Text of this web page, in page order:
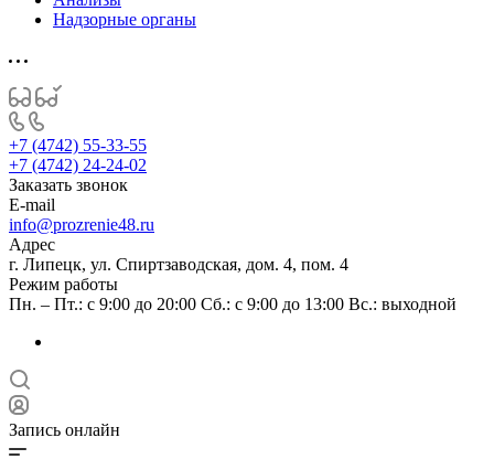
Надзорные органы
+7 (4742) 55-33-55
+7 (4742) 24-24-02
Заказать звонок
E-mail
info@prozrenie48.ru
Адрес
г. Липецк, ул. Спиртзаводская, дом. 4, пом. 4
Режим работы
Пн. – Пт.: с 9:00 до 20:00 Сб.: с 9:00 до 13:00 Вс.: выходной
Запись онлайн